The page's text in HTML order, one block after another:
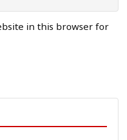
in this browser for